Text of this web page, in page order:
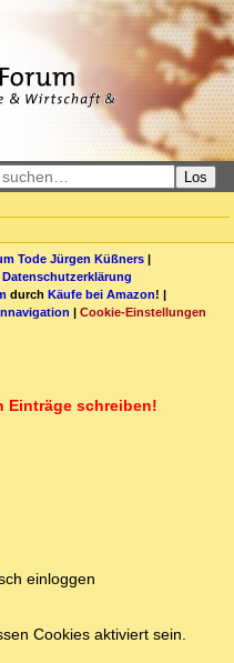
Los
Tode Jürgen Küßners |
Datenschutzerklärung
durch Käufe bei Amazon! |
| Cookie-Einstellungen
Einträge schreiben!
einloggen
Cookies aktiviert sein.